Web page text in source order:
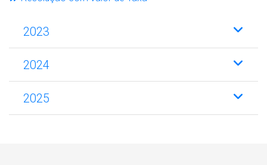
2023
2024
2025